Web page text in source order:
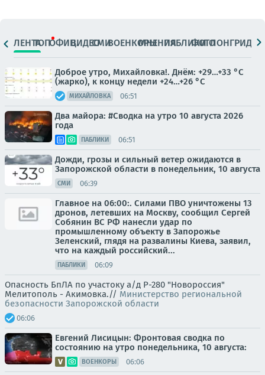
ЛЕНТАТОПОФИЦ.ВИДЕОСМИВОЕНКОРЫМНЕНИЯПАБЛИКИ
ФОТОЛОНГРИДЫ
Доброе утро, Михайловка!. Днём: +29…+33 °C
(жарко), к концу недели +24…+26 °C
МИХАЙЛОВКА 06:51
Два майора: #Сводка на утро 10 августа 2026
года
ПАБЛИКИ 06:51
Дожди, грозы и сильный ветер ожидаются в
Запорожской области в понедельник, 10 августа
СМИ 06:39
Главное на 06:00:. Силами ПВО уничтожены 13
дронов, летевших на Москву, сообщил Сергей
Собянин ВС РФ нанесли удар по
промышленному объекту в Запорожье
Зеленский, глядя на развалины Киева, заявил,
что на каждый российский...
ПАБЛИКИ 06:09
Опасность БпЛА по участоку а/д Р-280 "Новороссия"
Мелитополь - Акимовка.// Министерство региональной
безопасности Запорожской области
06:06
Евгений Лисицын: Фронтовая сводка по
состоянию на утро понедельника, 10 августа:
ВОЕНКОРЫ 06:06